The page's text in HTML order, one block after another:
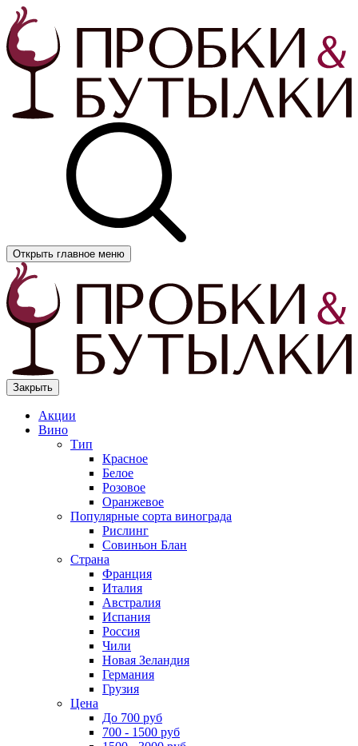
Открыть главное меню
Закрыть
Акции
Вино
Тип
Красное
Белое
Розовое
Оранжевое
Популярные сорта винограда
Рислинг
Совиньон Блан
Страна
Франция
Италия
Австралия
Испания
Россия
Чили
Новая Зеландия
Германия
Грузия
Цена
До 700 руб
700 - 1500 руб